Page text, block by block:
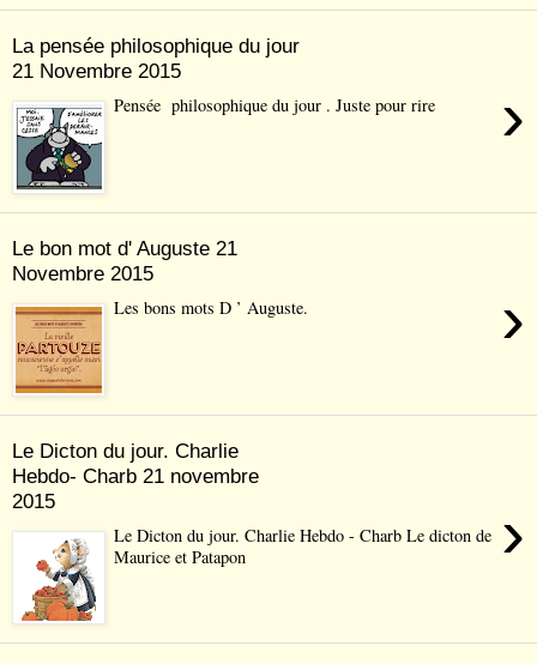
La pensée philosophique du jour
21 Novembre 2015
›
Pensée philosophique du jour . Juste pour rire
Le bon mot d' Auguste 21
Novembre 2015
›
Les bons mots D ’ Auguste.
Le Dicton du jour. Charlie
Hebdo- Charb 21 novembre
2015
›
Le Dicton du jour. Charlie Hebdo - Charb Le dicton de
Maurice et Patapon